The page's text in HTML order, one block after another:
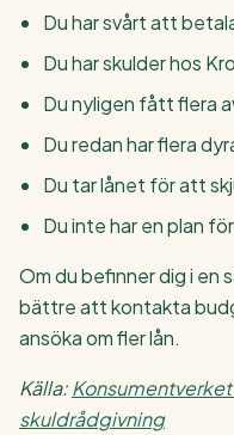
Du har svårt att
Du har skulder hos
Du nyligen fått flera
Du redan har flera
Du tar lånet för att
Du inte har en plan
Om du befinner dig i en
bättre att kontakta
ansöka om fler lån.
Källa:
skuldrådgivning